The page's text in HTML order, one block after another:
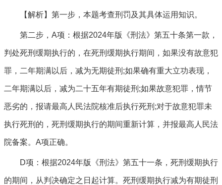
【解析】第一步，本题考查刑罚及其具体运用知识。
第二步，A项：根据2024年版《刑法》第五十条第一款，
判处死刑缓期执行的，在死刑缓期执行期间，如果没有故意犯
罪，二年期满以后，减为无期徒刑;如果确有重大立功表现，
二年期满以后，减为二十五年有期徒刑;如果故意犯罪，情节
恶劣的，报请最高人民法院核准后执行死刑;对于故意犯罪未
执行死刑的，死刑缓期执行的期间重新计算，并报最高人民法
院备案。A项正确。
D项：根据2024年版《刑法》第五十一条，死刑缓期执行
的期间，从判决确定之日起计算。死刑缓期执行减为有期徒刑